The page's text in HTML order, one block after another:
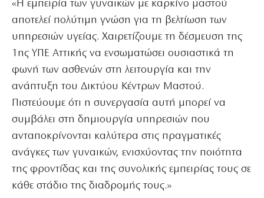
«Η εμπειρία των γυναικών με καρκίνο μαστού
αποτελεί πολύτιμη γνώση για τη βελτίωση των
υπηρεσιών υγείας. Χαιρετίζουμε τη δέσμευση της
1ης ΥΠΕ Αττικής να ενσωματώσει ουσιαστικά τη
φωνή των ασθενών στη λειτουργία και την
ανάπτυξη του Δικτύου Κέντρων Μαστού.
Πιστεύουμε ότι η συνεργασία αυτή μπορεί να
συμβάλει στη δημιουργία υπηρεσιών που
ανταποκρίνονται καλύτερα στις πραγματικές
ανάγκες των γυναικών, ενισχύοντας την ποιότητα
της φροντίδας και της συνολικής εμπειρίας τους σε
κάθε στάδιο της διαδρομής τους.»